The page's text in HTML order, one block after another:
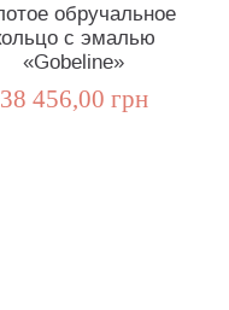
обручальное
с эмалью
«Gobeline»
38 456,00 грн